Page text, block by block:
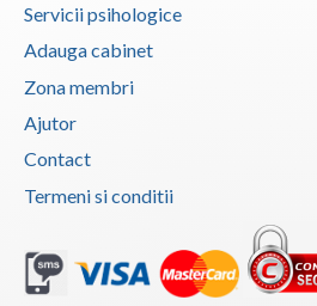
Servicii psihologice
Adauga cabinet
Zona membri
Ajutor
Contact
Termeni si conditii